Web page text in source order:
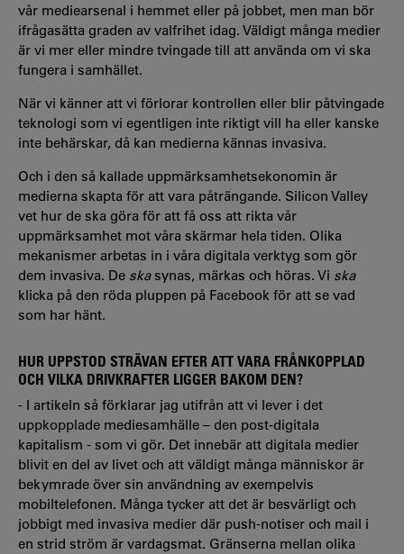
vår mediearsenal i hemmet eller på jobbet, men man bör
ifrågasätta graden av valfrihet idag. Väldigt många medier
är vi mer eller mindre tvingade till att använda om vi ska
fungera i samhället.
När vi känner att vi förlorar kontrollen eller blir påtvingade
teknologi som vi egentligen inte riktigt vill ha eller kanske
inte behärskar, då kan medierna kännas invasiva.
Och i den så kallade uppmärksamhetsekonomin är
medierna skapta för att vara påträngande. Silicon Valley
vet hur de ska göra för att få oss att rikta vår
uppmärksamhet mot våra skärmar hela tiden. Olika
mekanismer arbetas in i våra digitala verktyg som gör
dem invasiva. De skasynas, märkas och höras. Vi ska
klicka på den röda pluppen på Facebook för att se vad
som har hänt.
HUR UPPSTOD STRÄVAN EFTER ATT VARA FRÅNKOPPLAD
OCH VILKA DRIVKRAFTER LIGGER BAKOM DEN?
- I artikeln så förklarar jag utifrån att vi lever i det
uppkopplade mediesamhälle – den post-digitala
kapitalism - som vi gör. Det innebär att digitala medier
blivit en del av livet och att väldigt många människor är
bekymrade över sin användning av exempelvis
mobiltelefonen. Många tycker att det är besvärligt och
jobbigt med invasiva medier där push-notiser och mail i
en strid ström är vardagsmat. Gränserna mellan olika